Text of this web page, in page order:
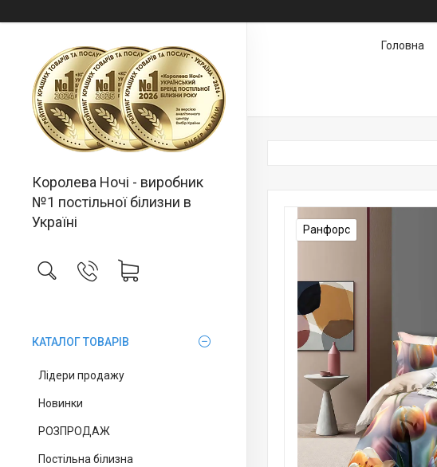
Королева Ночі - виробник
№1 постільної білизни в
Україні
КАТАЛОГ ТОВАРІВ
Лідери продажу
Новинки
РОЗПРОДАЖ
Постільна білизна
Головна
Ранфорс